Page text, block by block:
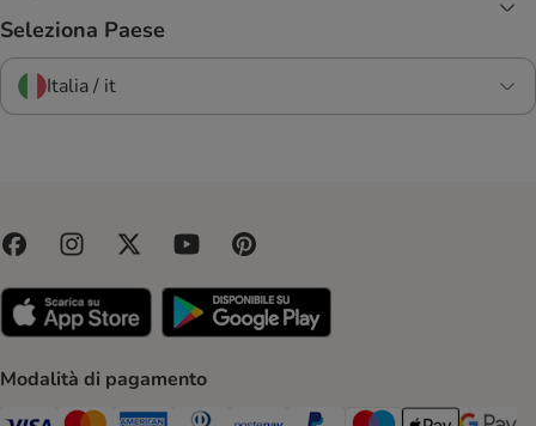
Seleziona Paese
Italia / it
Modalità di pagamento